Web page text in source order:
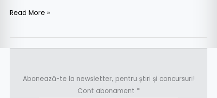
Read More »
Abonează-te la newsletter, pentru știri și concursuri!
Cont abonament *